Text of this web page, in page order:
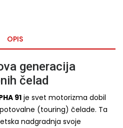
OPIS
generacija
čelad
91 je svet motorizma dobil
(touring) čelade. Ta
nadgradnja svoje